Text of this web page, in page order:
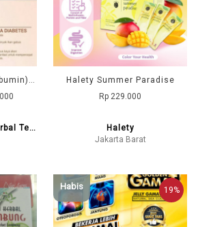
Kapsul Ikan Gabus (Albumin) OLIMEX
HerbalistMart Toko Herbal Tegal
Halety Summer Paradise
Rp 229.000
Halety
Jakarta Barat
19%
Habis